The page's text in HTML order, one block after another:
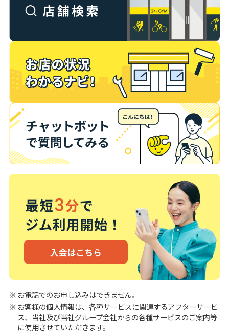
お電話でのお申し込みはできません。
お客様の個人情報は、各種サービスに関連するアフターサービ
ス、当社及び当社グループ会社からの各種サービスのご案内等
に使用させていただきます。